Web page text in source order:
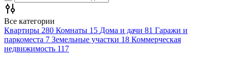
Все категории
Квартиры 280 Комнаты 15 Дома и дачи 81 Гаражи и
паркоместа 7 Земельные участки 18 Коммерческая
недвижимость 117